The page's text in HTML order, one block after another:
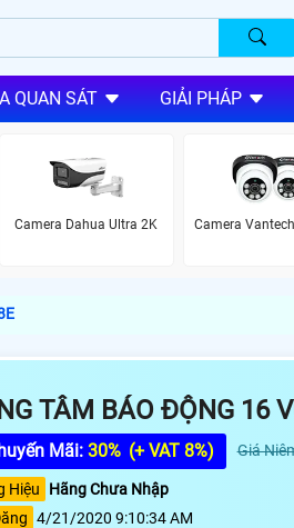
QUAN SÁT GIẢI PHÁP
Camera Dahua Ultra 2K Camera
TÂM BÁO ĐỘNG 16
Mãi: 30% (+ VAT 8%) Giá
Hiệu
Hãng Chưa Nhập
4/21/2020 9:10:34 AM